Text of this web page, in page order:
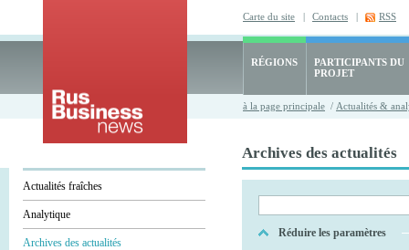
Carte du site | Contacts | RSS
RÉGIONS
PARTICIPANTS DU
PROJET
à la page principale / Actualités &
Actualités fraîches
Analytique
Archives des actualités
Archives des actualités
Réduire les paramètres